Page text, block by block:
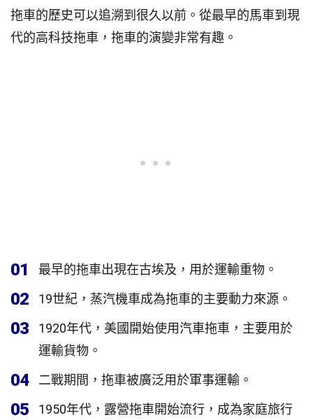
拖車的歷史可以追溯到很久以前。從最早的馬車到現
代的高科技拖車，拖車的演變非常有趣。
01 最早的拖車出現在古埃及，用於運輸重物。
02 19世紀，蒸汽機車成為拖車的主要動力來源。
03
1920年代，美國開始使用汽車拖車，主要用於
運輸貨物。
04 二戰期間，拖車被廣泛用於軍事運輸。
05
1950年代，露營拖車開始流行，成為家庭旅行